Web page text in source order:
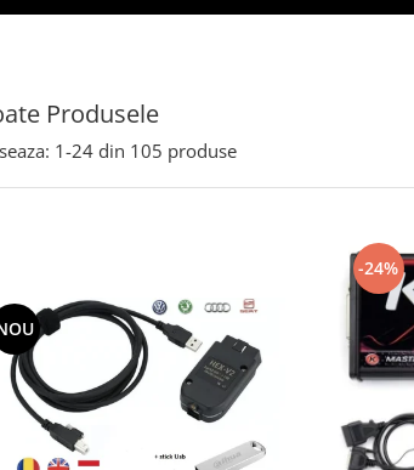
Produsele
1-24 din 105 produse
-24%